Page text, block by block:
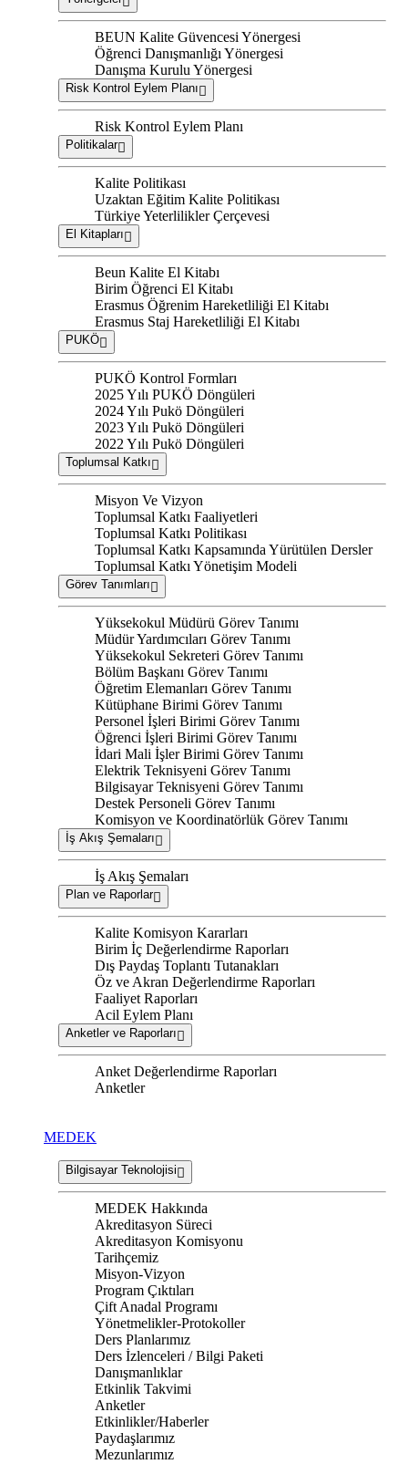
BEUN Kalite Güvencesi Yönergesi
Öğrenci Danışmanlığı Yönergesi
Danışma Kurulu Yönergesi
Risk Kontrol Eylem Planı
Risk Kontrol Eylem Planı
Politikalar
Kalite Politikası
Uzaktan Eğitim Kalite Politikası
Türkiye Yeterlilikler Çerçevesi
El Kitapları
Beun Kalite El Kitabı
Birim Öğrenci El Kitabı
Erasmus Öğrenim Hareketliliği El Kitabı
Erasmus Staj Hareketliliği El Kitabı
PUKÖ
PUKÖ Kontrol Formları
2025 Yılı PUKÖ Döngüleri
2024 Yılı Pukö Döngüleri
2023 Yılı Pukö Döngüleri
2022 Yılı Pukö Döngüleri
Toplumsal Katkı
Misyon Ve Vizyon
Toplumsal Katkı Faaliyetleri
Toplumsal Katkı Politikası
Toplumsal Katkı Kapsamında Yürütülen Dersler
Toplumsal Katkı Yönetişim Modeli
Görev Tanımları
Yüksekokul Müdürü Görev Tanımı
Müdür Yardımcıları Görev Tanımı
Yüksekokul Sekreteri Görev Tanımı
Bölüm Başkanı Görev Tanımı
Öğretim Elemanları Görev Tanımı
Kütüphane Birimi Görev Tanımı
Personel İşleri Birimi Görev Tanımı
Öğrenci İşleri Birimi Görev Tanımı
İdari Mali İşler Birimi Görev Tanımı
Elektrik Teknisyeni Görev Tanımı
Bilgisayar Teknisyeni Görev Tanımı
Destek Personeli Görev Tanımı
Komisyon ve Koordinatörlük Görev Tanımı
İş Akış Şemaları
İş Akış Şemaları
Plan ve Raporlar
Kalite Komisyon Kararları
Birim İç Değerlendirme Raporları
Dış Paydaş Toplantı Tutanakları
Öz ve Akran Değerlendirme Raporları
Faaliyet Raporları
Acil Eylem Planı
Anketler ve Raporları
Anket Değerlendirme Raporları
Anketler
MEDEK
Bilgisayar Teknolojisi
MEDEK Hakkında
Akreditasyon Süreci
Akreditasyon Komisyonu
Tarihçemiz
Misyon-Vizyon
Program Çıktıları
Çift Anadal Programı
Yönetmelikler-Protokoller
Ders Planlarımız
Ders İzlenceleri / Bilgi Paketi
Danışmanlıklar
Etkinlik Takvimi
Anketler
Etkinlikler/Haberler
Paydaşlarımız
Mezunlarımız